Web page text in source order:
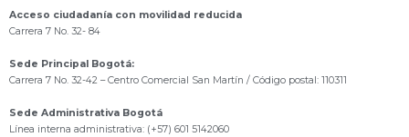
Acceso ciudadanía con movilidad reducida
Carrera 7 No. 32- 84
Sede Principal Bogotá:
Carrera 7 No. 32-42 – Centro Comercial San Martín / Código postal: 110311
Sede Administrativa Bogotá
Línea interna administrativa: (+57) 601 5142060